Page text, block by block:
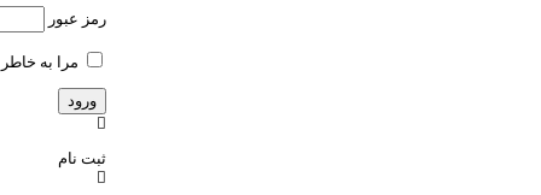
رمز عبور
مرا به خاطر
ثبت نام